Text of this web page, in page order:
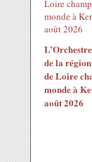
de la
de Loire
monde à
août 2026